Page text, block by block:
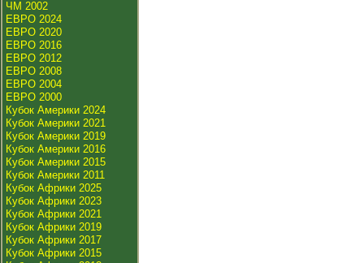
ЧМ 2002
ЕВРО 2024
ЕВРО 2020
ЕВРО 2016
ЕВРО 2012
ЕВРО 2008
ЕВРО 2004
ЕВРО 2000
Кубок Америки 2024
Кубок Америки 2021
Кубок Америки 2019
Кубок Америки 2016
Кубок Америки 2015
Кубок Америки 2011
Кубок Африки 2025
Кубок Африки 2023
Кубок Африки 2021
Кубок Африки 2019
Кубок Африки 2017
Кубок Африки 2015